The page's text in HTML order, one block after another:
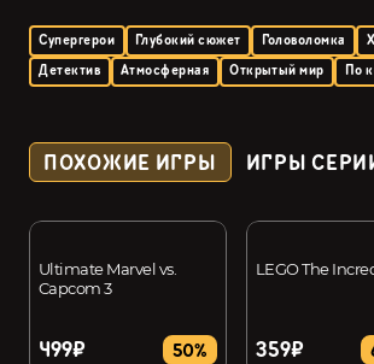
Супергерои Глубокий сюжет Головоломка
Детектив
Атмосферная Открытый мир По
ПОХОЖИЕ ИГРЫ ИГРЫ
Ultimate Marvel vs.
Capcom 3
499₽ 50%
LEGO The
359₽